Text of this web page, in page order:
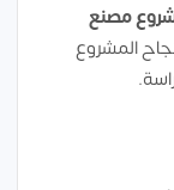
مصنع
المشروع